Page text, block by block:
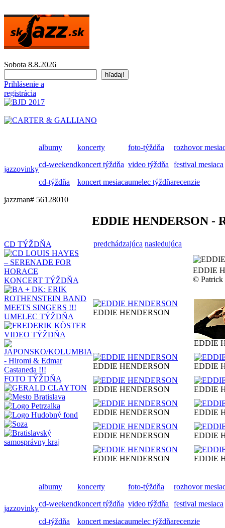
Sobota 8.8.2026
Prihlásenie a
registrácia
jazzovinky
albumy koncerty foto-týždňa
rozhovor
cd-weekendkoncert týždňa video týždňa festival mesiaca
cd-týždňa koncert mesiacaumelec týždňarecenzie
jazzman# 56128010
CD TÝŽDŇA
KONCERT TÝŽDŇA
UMELEC TÝŽDŇA
VIDEO TÝŽDŇA
FOTO TÝŽDŇA
EDDIE HENDERSON -
predchádzajúca nasledujúca
EDDIE
© Patrick
EDDIE HENDERSON
EDDIE
EDDIE HENDERSON EDDIE
EDDIE HENDERSON EDDIE
EDDIE HENDERSON EDDIE
EDDIE HENDERSON EDDIE
EDDIE HENDERSON EDDIE
jazzovinky
albumy koncerty foto-týždňa
rozhovor
cd-weekendkoncert týždňa video týždňa festival mesiaca
cd-týždňa koncert mesiacaumelec týždňarecenzie